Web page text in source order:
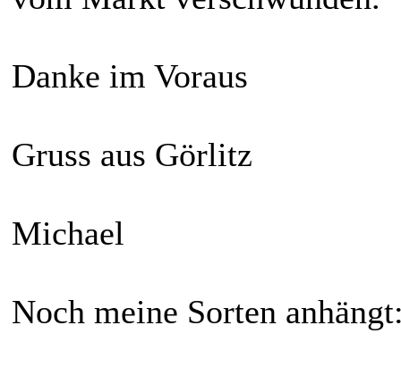
Danke im Voraus
Gruss aus Görlitz
Michael
Noch meine Sorten